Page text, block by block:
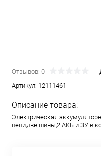
Отзывов: 0
Артикул: 12111461
Описание товара:
Электрическая
цепи,две шины,2 АКБ и ЗУ в